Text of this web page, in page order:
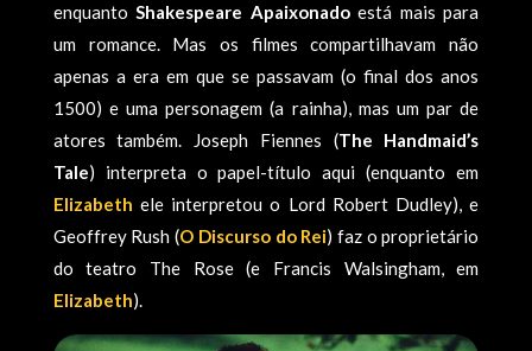
enquantoShakespeare Apaixonadoestá mais para
um romance. Mas os filmes compartilhavam não
apenas a era em que se passavam (o final dos anos
1500) e uma personagem (a rainha), mas um par de
atores também. Joseph Fiennes (The Handmaid’s
Tale) interpreta o papel-título aqui (enquanto em
Elizabeth ele interpretou o Lord Robert Dudley), e
Geoffrey Rush (O Discurso do Rei) faz o proprietário
do teatro The Rose (e Francis Walsingham, em
Elizabeth).